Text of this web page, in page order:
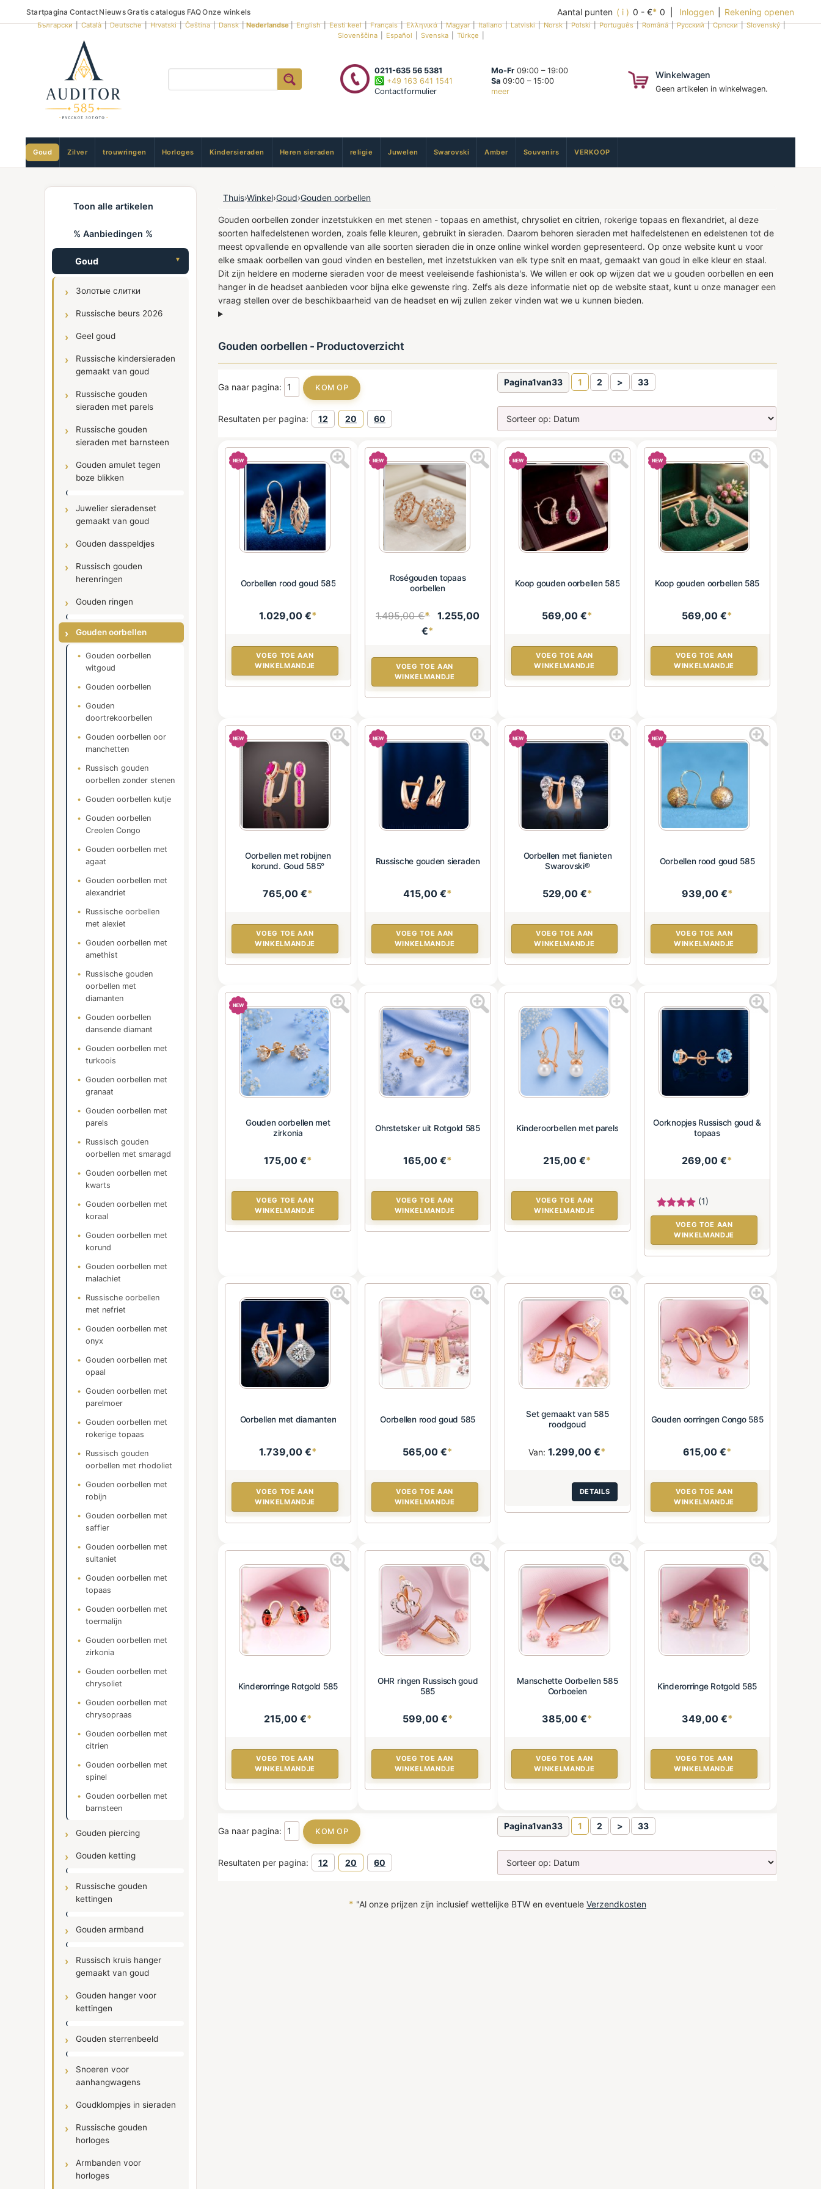
Startpagina Contact NieuwsGratis catalogus FAQOnze winkels Aantal punten ( i ) 0 - €* 0 | Inloggen Rekening openen
Български|Català|Deutsche|Hrvatski|Čeština|Dansk|Nederlandse|English|Eesti keel|Français|Ελληνικά|Magyar|Italiano|Latviski|Norsk|Polski|Português|Română|Русский|Српски|Slovenský|
Slovenščina
Español Svenska Türkçe
0211-635 56 5381
+49 163 641 1541
Contactformulier
Mo-Fr 09:00 – 19:00
Sa 09:00 – 15:00
meer
Winkelwagen
Geen artikelen in winkelwagen.
Goud Zilver trouwringen Horloges Kindersieraden Heren sieraden religie Juwelen Swarovski Amber Souvenirs VERKOOP
Toon alle artikelen
% Aanbiedingen %
Goud
Золотые слитки
Russische beurs 2026
Geel goud
Russische kindersieraden
gemaakt van goud
Russische gouden
sieraden met parels
Russische gouden
sieraden met barnsteen
Gouden amulet tegen
boze blikken
Juwelier sieradenset
gemaakt van goud
Gouden dasspeldjes
Russisch gouden
herenringen
Gouden ringen
Gouden oorbellen
Gouden oorbellen
witgoud
Gouden oorbellen
Gouden
doortrekoorbellen
Gouden oorbellen oor
manchetten
Russisch gouden
oorbellen zonder stenen
Gouden oorbellen kutje
Gouden oorbellen
Creolen Congo
Gouden oorbellen met
agaat
Gouden oorbellen met
alexandriet
Russische oorbellen
met alexiet
Gouden oorbellen met
amethist
Russische gouden
oorbellen met
diamanten
Gouden oorbellen
dansende diamant
Gouden oorbellen met
turkoois
Gouden oorbellen met
granaat
Gouden oorbellen met
parels
Russisch gouden
oorbellen met smaragd
Gouden oorbellen met
kwarts
Gouden oorbellen met
koraal
Gouden oorbellen met
korund
Gouden oorbellen met
malachiet
Russische oorbellen
met nefriet
Gouden oorbellen met
onyx
Gouden oorbellen met
opaal
Gouden oorbellen met
parelmoer
Gouden oorbellen met
rokerige topaas
Russisch gouden
oorbellen met rhodoliet
Gouden oorbellen met
robijn
Gouden oorbellen met
saffier
Gouden oorbellen met
sultaniet
Gouden oorbellen met
topaas
Gouden oorbellen met
toermalijn
Gouden oorbellen met
zirkonia
Gouden oorbellen met
chrysoliet
Gouden oorbellen met
chrysopraas
Gouden oorbellen met
citrien
Gouden oorbellen met
spinel
Gouden oorbellen met
barnsteen
Gouden piercing
Gouden ketting
Russische gouden
kettingen
Gouden armband
Russisch kruis hanger
gemaakt van goud
Gouden hanger voor
kettingen
Gouden sterrenbeeld
Snoeren voor
aanhangwagens
Goudklompjes in sieraden
Russische gouden
horloges
Armbanden voor
horloges
Thuis›Winkel›Goud›Gouden oorbellen
Gouden oorbellen zonder inzetstukken en met stenen - topaas en amethist, chrysoliet en citrien, rokerige topaas en flexandriet, al deze
soorten halfedelstenen worden, zoals felle kleuren, gebruikt in sieraden. Daarom behoren sieraden met halfedelstenen en edelstenen tot de
meest opvallende en opvallende van alle soorten sieraden die in onze online winkel worden gepresenteerd. Op onze website kunt u voor
elke smaak oorbellen van goud vinden en bestellen, met inzetstukken van elk type snit en maat, gemaakt van goud in elke kleur en staal.
Dit zijn heldere en moderne sieraden voor de meest veeleisende fashionista's. We willen er ook op wijzen dat we u gouden oorbellen en een
hanger in de headset aanbieden voor bijna elke gewenste ring. Zelfs als deze informatie niet op de website staat, kunt u onze manager een
vraag stellen over de beschikbaarheid van de headset en wij zullen zeker vinden wat we u kunnen bieden.
Gouden oorbellen - Productoverzicht
Ga naar pagina: Pagina1van33 1 2 > 33
Resultaten per pagina: 12 20 60
Oorbellen rood goud 585
1.029,00 €*
VOEG TOE AAN
WINKELMANDJE
Roségouden topaas
oorbellen
1.495,00 €*
1.255,00
€*
VOEG TOE AAN
WINKELMANDJE
Koop gouden oorbellen 585
569,00 €*
VOEG TOE AAN
WINKELMANDJE
Koop gouden oorbellen 585
569,00 €*
VOEG TOE AAN
WINKELMANDJE
Oorbellen met robijnen
korund. Goud 585°
765,00 €*
VOEG TOE AAN
WINKELMANDJE
Russische gouden sieraden
415,00 €*
VOEG TOE AAN
WINKELMANDJE
Oorbellen met fianieten
Swarovski®
529,00 €*
VOEG TOE AAN
WINKELMANDJE
Oorbellen rood goud 585
939,00 €*
VOEG TOE AAN
WINKELMANDJE
Gouden oorbellen met
zirkonia
175,00 €*
VOEG TOE AAN
WINKELMANDJE
Ohrstetsker uit Rotgold 585
165,00 €*
VOEG TOE AAN
WINKELMANDJE
Kinderoorbellen met parels
215,00 €*
VOEG TOE AAN
WINKELMANDJE
Oorknopjes Russisch goud &
topaas
269,00 €*
(1)
VOEG TOE AAN
WINKELMANDJE
Oorbellen met diamanten
1.739,00 €*
VOEG TOE AAN
WINKELMANDJE
Oorbellen rood goud 585
565,00 €*
VOEG TOE AAN
WINKELMANDJE
Set gemaakt van 585
roodgoud
Van:1.299,00 €*
DETAILS
Gouden oorringen Congo 585
615,00 €*
VOEG TOE AAN
WINKELMANDJE
Kinderorringe Rotgold 585
215,00 €*
VOEG TOE AAN
WINKELMANDJE
OHR ringen Russisch goud
585
599,00 €*
VOEG TOE AAN
WINKELMANDJE
Manschette Oorbellen 585
Oorboeien
385,00 €*
VOEG TOE AAN
WINKELMANDJE
Kinderorringe Rotgold 585
349,00 €*
VOEG TOE AAN
WINKELMANDJE
Ga naar pagina: Pagina1van33 1 2 > 33
Resultaten per pagina: 12 20 60
* "Al onze prijzen zijn inclusief wettelijke BTW en eventuele Verzendkosten